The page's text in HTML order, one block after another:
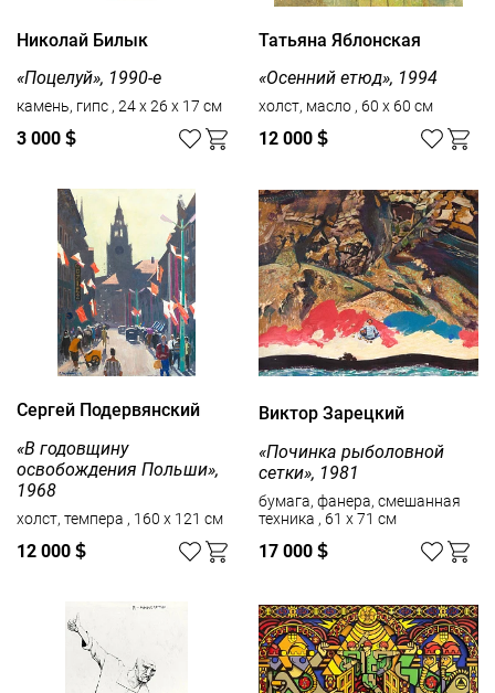
Николай Билык
«Поцелуй», 1990-е
камень, гипс , 24 х 26 х 17 см
3 000 $
Татьяна Яблонская
«Осенний етюд», 1994
холст, масло , 60 x 60 см
12 000 $
Сергей Подервянский
«В годовщину
освобождения Польши»,
1968
холст, темпера , 160 x 121 см
12 000 $
Виктор Зарецкий
«Починка рыболовной
сетки», 1981
бумага, фанера, смешанная
техника , 61 x 71 см
17 000 $